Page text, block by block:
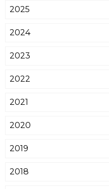
2025
2024
2023
2022
2021
2020
2019
2018